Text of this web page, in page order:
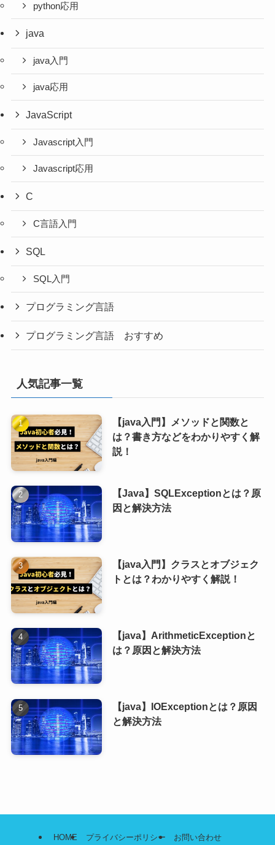
python応用
java
java入門
java応用
JavaScript
Javascript入門
Javascript応用
C
C言語入門
SQL
SQL入門
プログラミング言語
プログラミング言語 おすすめ
人気記事一覧
【java入門】メソッドと関数と
は？書き方などをわかりやすく解
説！
【Java】SQLExceptionとは？原
因と解決方法
【java入門】クラスとオブジェク
トとは？わかりやすく解説！
【java】ArithmeticExceptionと
は？原因と解決方法
【java】IOExceptionとは？原因
と解決方法
HOME プライバシーポリシー お問い合わせ